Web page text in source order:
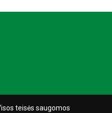
teisės saugomos